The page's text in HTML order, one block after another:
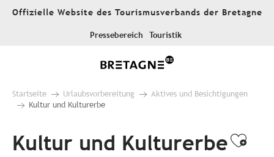
AllerOffizielle Website des Tourismusverbands der Bretagne
Pressebereich Touristik
Startseite Urlaubsvorbereitung
Aktives und Besichtigungen
Kultur und Kulturerbe
Kultur und Kulturerbe